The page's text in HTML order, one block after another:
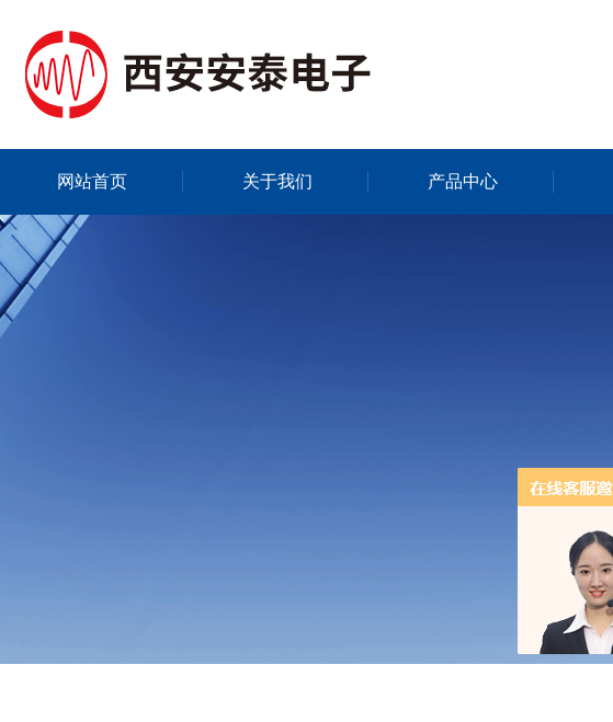
网站首页 关于我们 产品中心